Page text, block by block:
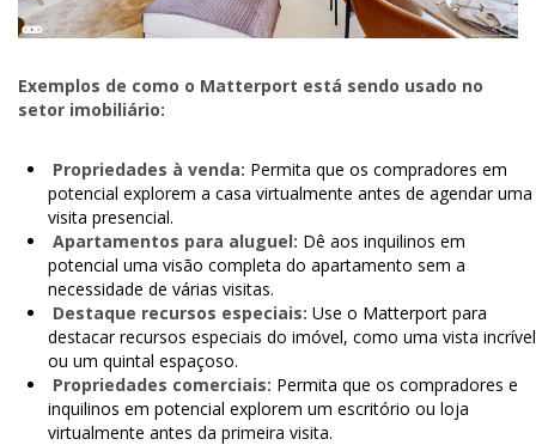
Exemplos de como o Matterport está sendo usado no
setor imobiliário:
Propriedades à venda: Permita que os compradores em
potencial explorem a casa virtualmente antes de agendar uma
visita presencial.
Apartamentos para aluguel: Dê aos inquilinos em
potencial uma visão completa do apartamento sem a
necessidade de várias visitas.
Destaque recursos especiais: Use o Matterport para
destacar recursos especiais do imóvel, como uma vista incrível
ou um quintal espaçoso.
Propriedades comerciais: Permita que os compradores e
inquilinos em potencial explorem um escritório ou loja
virtualmente antes da primeira visita.